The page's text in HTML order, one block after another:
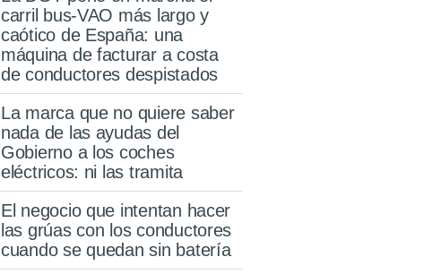
carril bus-VAO más largo y
caótico de España: una
máquina de facturar a costa
de conductores despistados
La marca que no quiere saber
nada de las ayudas del
Gobierno a los coches
eléctricos: ni las tramita
El negocio que intentan hacer
las grúas con los conductores
cuando se quedan sin batería